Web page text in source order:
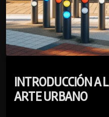
INTRODUCCIÓN A
ARTE URBANO